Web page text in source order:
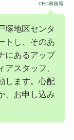
CEC事務局
塚地区センタ
トし、そのあ
にあるアップ
スタッフ、
します。心配
、お申し込み